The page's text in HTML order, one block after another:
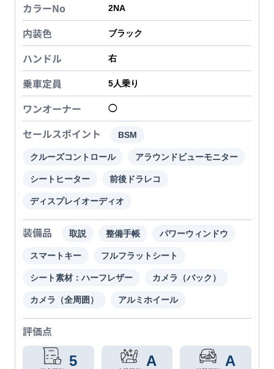
カラーNo 2NA
内装色 ブラック
ハンドル 右
乗車定員 5人乗り
ワンオーナー ◯
セールスポイント BSM
クルーズコントロール アラウンドビューモニター
シートヒーター 前後ドラレコ
ディスプレイオーディオ
装備品 取説 整備手帳 パワーウィンドウ
スマートキー フルフラットシート
シート素材：ハーフレザー カメラ（バック）
カメラ（全周囲） アルミホイール
評価点
5 A A